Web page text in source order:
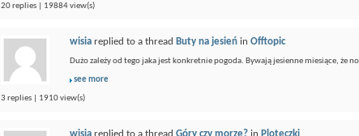
20 replies | 19884 view(s)
wisia replied to a thread Buty na jesień in Offtopic
Dużo zależy od tego jaka jest konkretnie pogoda. Bywają jesienne miesiące, że
see more
3 replies | 1910 view(s)